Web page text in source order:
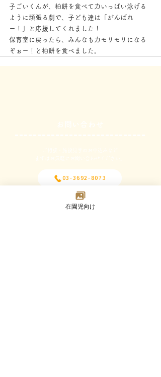
子ごいくんが、柏餅を食べて力いっぱい泳げる
ように頑張る劇で、子ども達は「がんばれ
ー！」と応援してくれました！
保育室に戻ったら、みんなも力モリモリになる
ぞぉー！と柏餅を食べました。
03-3692-8073
メールフォーム
在園児向け